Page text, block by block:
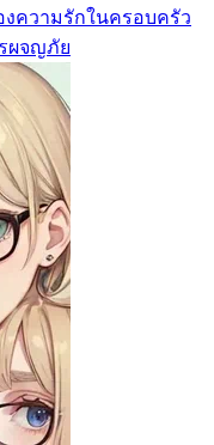
งความรักในครอบครัว
ผจญภัย